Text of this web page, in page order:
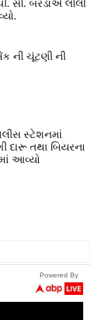
સી. બરંડાએ લીલી
ની ચૂંટણી ની
સ્ટેશનમાં
દારૂ તથા બિયરના
આવ્યો